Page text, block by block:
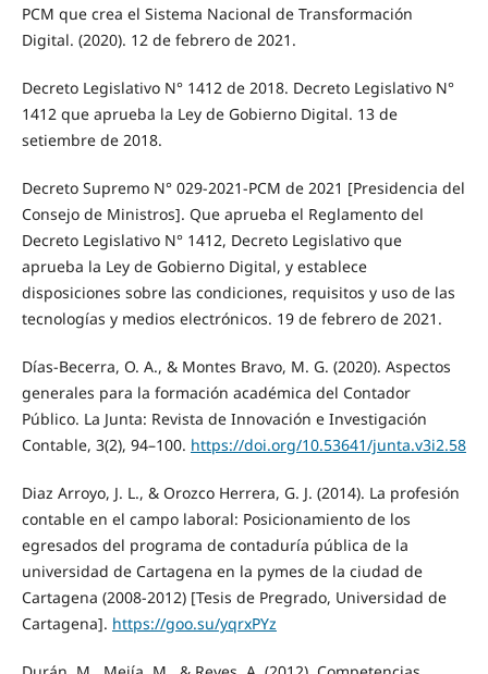
PCM que crea el Sistema Nacional de Transformación
Digital. (2020). 12 de febrero de 2021.
Decreto Legislativo N° 1412 de 2018. Decreto Legislativo N°
1412 que aprueba la Ley de Gobierno Digital. 13 de
setiembre de 2018.
Decreto Supremo N° 029-2021-PCM de 2021 [Presidencia del
Consejo de Ministros]. Que aprueba el Reglamento del
Decreto Legislativo N° 1412, Decreto Legislativo que
aprueba la Ley de Gobierno Digital, y establece
disposiciones sobre las condiciones, requisitos y uso de las
tecnologías y medios electrónicos. 19 de febrero de 2021.
Días-Becerra, O. A., & Montes Bravo, M. G. (2020). Aspectos
generales para la formación académica del Contador
Público. La Junta: Revista de Innovación e Investigación
Contable, 3(2), 94–100. https://doi.org/10.53641/junta.v3i2.58
Diaz Arroyo, J. L., & Orozco Herrera, G. J. (2014). La profesión
contable en el campo laboral: Posicionamiento de los
egresados del programa de contaduría pública de la
universidad de Cartagena en la pymes de la ciudad de
Cartagena (2008-2012) [Tesis de Pregrado, Universidad de
Cartagena]. https://goo.su/yqrxPYz